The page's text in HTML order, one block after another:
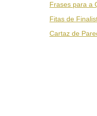
Frases para a
Fitas de
Cartaz de